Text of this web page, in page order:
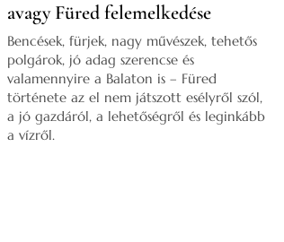
avagy Füred felemelkedése
Bencések, fürjek, nagy művészek, tehetős
polgárok, jó adag szerencse és
valamennyire a Balaton is – Füred
története az el nem játszott esélyről szól,
a jó gazdáról, a lehetőségről és leginkább
a vízről.